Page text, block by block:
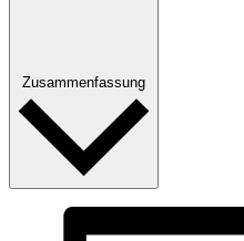
Zusammenfassung